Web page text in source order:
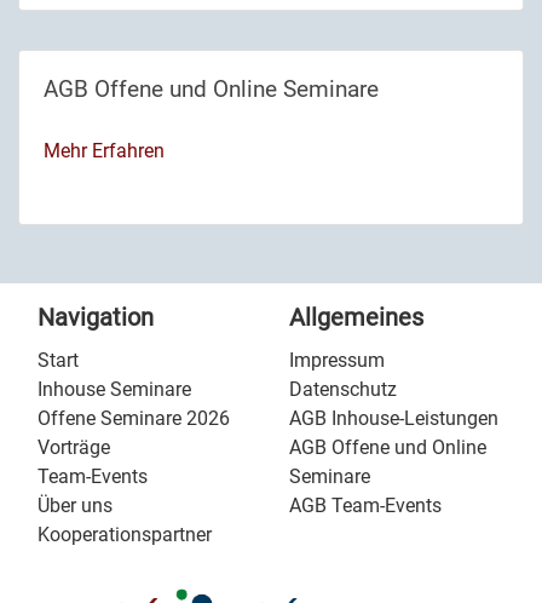
AGB Offene und Online Seminare
Mehr Erfahren
Navigation
Start
Inhouse Seminare
Offene Seminare 2026
Vorträge
Team-Events
Über uns
Kooperationspartner
Allgemeines
Impressum
Datenschutz
AGB Inhouse-Leistungen
AGB Offene und Online
Seminare
AGB Team-Events